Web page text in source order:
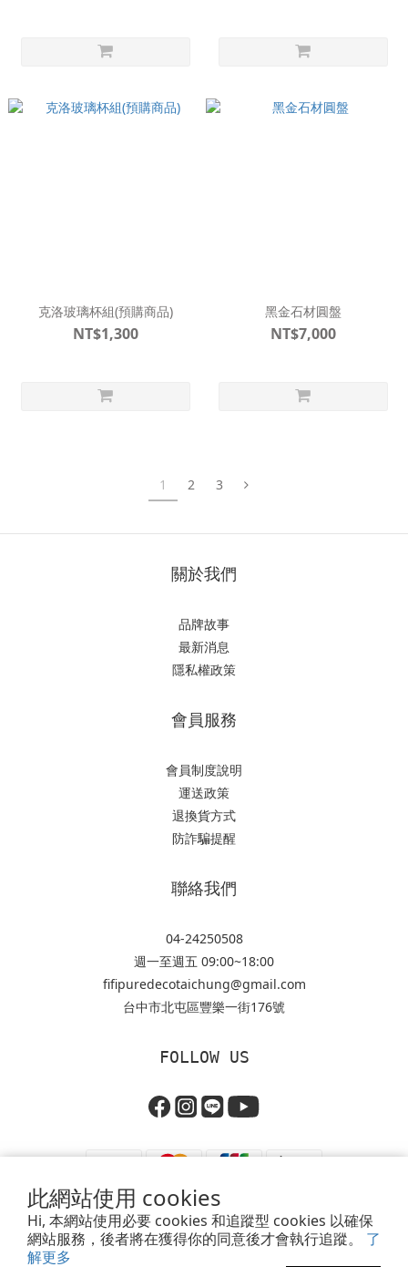
此網站使用 cookies
Hi, 本網站使用必要 cookies 和追蹤型 cookies 以確保
網站服務，後者將在獲得你的同意後才會執行追蹤。 了
解更多
克洛玻璃杯組(預購商品)
NT$1,300
黑金石材圓盤
NT$7,000
1 2 3
關於我們
品牌故事
最新消息
隱私權政策
會員服務
會員制度說明
運送政策
退換貨方式
防詐騙提醒
聯絡我們
04-24250508
週一至週五 09:00~18:00
fifipuredecotaichung@gmail.com
台中市北屯區豐樂一街176號
FOLLOW US
提醒您，我們不會以電話或簡訊方式通知變更付款方式。